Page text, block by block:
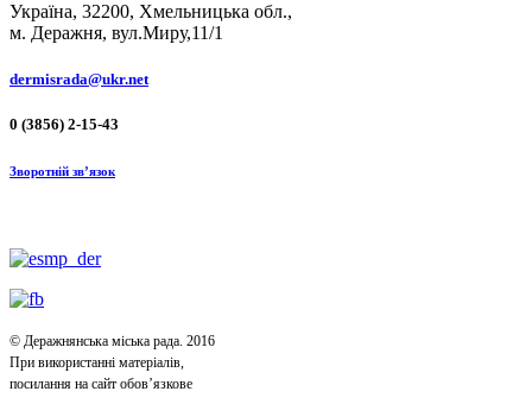
Україна, 32200, Хмельницька обл.,
м. Деражня, вул.Миру,11/1
dermisrada@ukr.net
0 (3856) 2-15-43
Зворотній зв’язок
© Деражнянська міська рада. 2016
При використанні матеріалів,
посилання на сайт обов’язкове